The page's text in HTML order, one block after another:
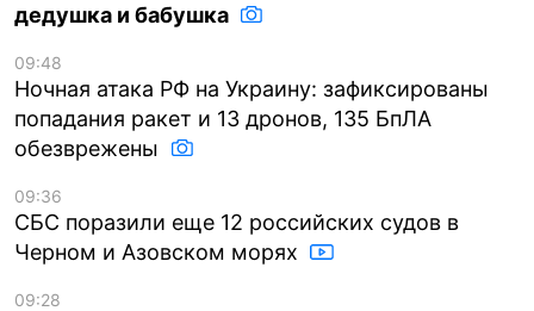
дедушка и бабушка
09:48
Ночная атака РФ на Украину: зафиксированы
попадания ракет и 13 дронов, 135 БпЛА
обезврежены
09:36
СБС поразили еще 12 российских судов в
Черном и Азовском морях
09:28